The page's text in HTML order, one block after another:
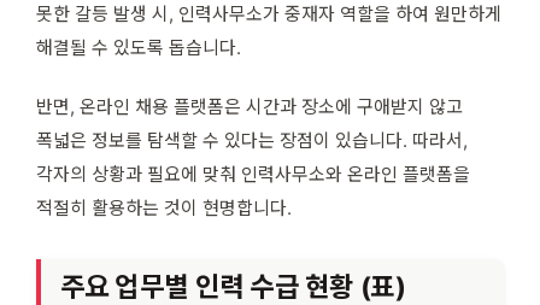
못한 갈등 발생 시, 인력사무소가 중재자 역할을 하여 원만하게
해결될 수 있도록 돕습니다.
반면, 온라인 채용 플랫폼은 시간과 장소에 구애받지 않고
폭넓은 정보를 탐색할 수 있다는 장점이 있습니다. 따라서,
각자의 상황과 필요에 맞춰 인력사무소와 온라인 플랫폼을
적절히 활용하는 것이 현명합니다.
주요 업무별 인력 수급 현황 (표)